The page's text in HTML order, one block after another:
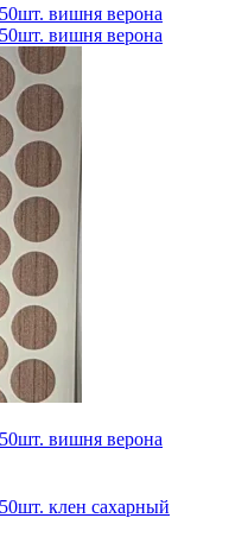
вишня верона
вишня верона
вишня верона
клен сахарный